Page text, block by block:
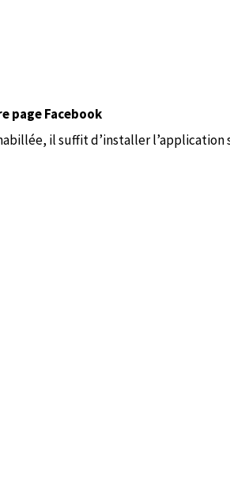
page Facebook
il suffit d’installer